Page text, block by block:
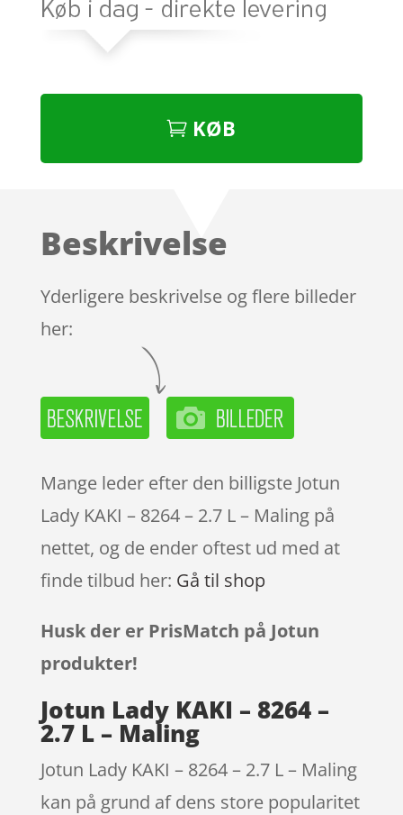
KØB
Beskrivelse
Yderligere beskrivelse og flere billeder
her:
Mange leder efter den billigste Jotun
Lady KAKI – 8264 – 2.7 L – Maling på
nettet, og de ender oftest ud med at
finde tilbud her: Gå til shop
Husk der er PrisMatch på Jotun
produkter!
Jotun Lady KAKI – 8264 –
2.7 L – Maling
Jotun Lady KAKI – 8264 – 2.7 L – Maling
kan på grund af dens store popularitet